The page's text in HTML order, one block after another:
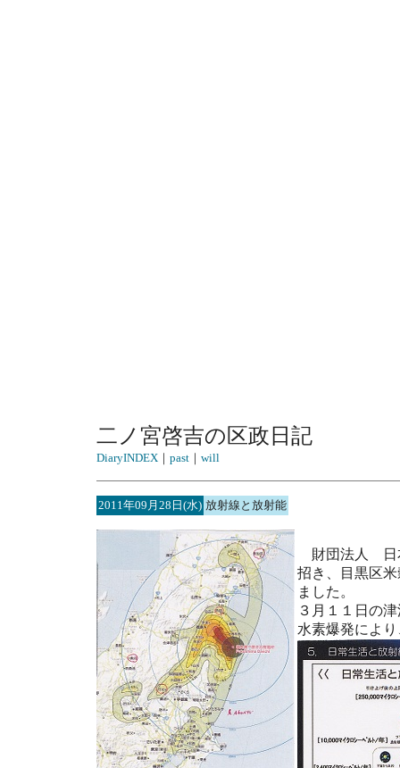
二ノ宮啓吉の区政日記
DiaryINDEX｜ past｜ will
2011年09月28日(水) 放射線と放射能
財団法人 日
招き、目黒区
ました。
３月１１日の
水素爆発によ